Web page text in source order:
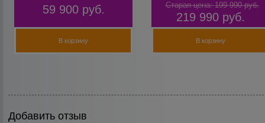
59 900 руб.
В корзину
Старая цена: 199 990 руб.
219 990 руб.
В корзину
Добавить отзыв